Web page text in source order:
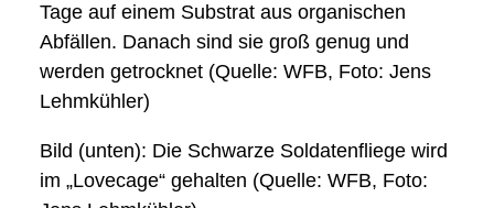
Tage auf einem Substrat aus organischen
Abfällen. Danach sind sie groß genug und
werden getrocknet (Quelle: WFB, Foto: Jens
Lehmkühler)
Bild (unten): Die Schwarze Soldatenfliege wird
im „Lovecage“ gehalten (Quelle: WFB, Foto: